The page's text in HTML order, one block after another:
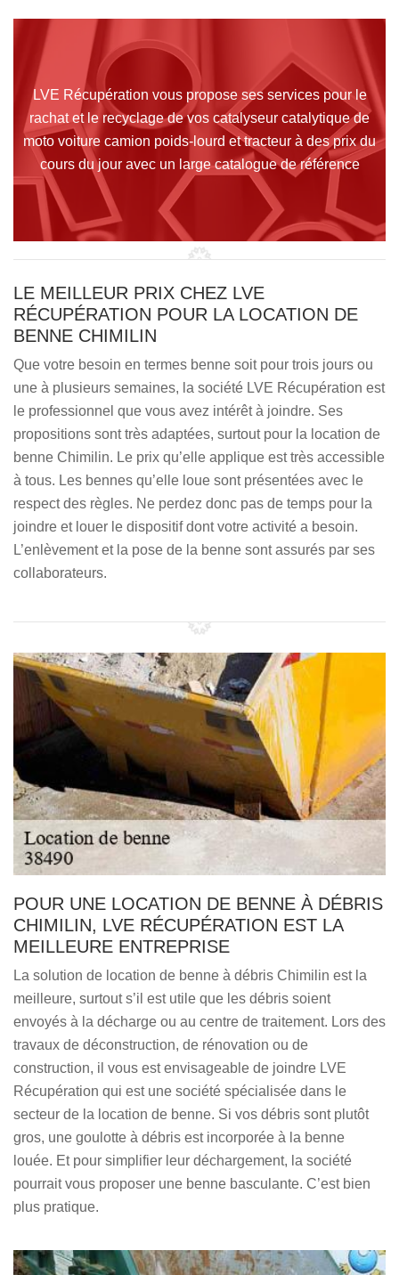
LVE Récupération vous propose ses services pour le
rachat et le recyclage de vos catalyseur catalytique de
moto voiture camion poids-lourd et tracteur à des prix du
cours du jour avec un large catalogue de référence
LE MEILLEUR PRIX CHEZ LVE
RÉCUPÉRATION POUR LA LOCATION DE
BENNE CHIMILIN
Que votre besoin en termes benne soit pour trois jours ou
une à plusieurs semaines, la société LVE Récupération est
le professionnel que vous avez intérêt à joindre. Ses
propositions sont très adaptées, surtout pour la location de
benne Chimilin. Le prix qu’elle applique est très accessible
à tous. Les bennes qu’elle loue sont présentées avec le
respect des règles. Ne perdez donc pas de temps pour la
joindre et louer le dispositif dont votre activité a besoin.
L’enlèvement et la pose de la benne sont assurés par ses
collaborateurs.
POUR UNE LOCATION DE BENNE À DÉBRIS
CHIMILIN, LVE RÉCUPÉRATION EST LA
MEILLEURE ENTREPRISE
La solution de location de benne à débris Chimilin est la
meilleure, surtout s’il est utile que les débris soient
envoyés à la décharge ou au centre de traitement. Lors des
travaux de déconstruction, de rénovation ou de
construction, il vous est envisageable de joindre LVE
Récupération qui est une société spécialisée dans le
secteur de la location de benne. Si vos débris sont plutôt
gros, une goulotte à débris est incorporée à la benne
louée. Et pour simplifier leur déchargement, la société
pourrait vous proposer une benne basculante. C’est bien
plus pratique.